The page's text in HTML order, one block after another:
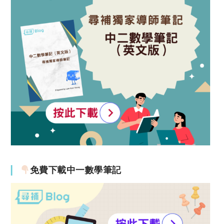
免費下載中一數學筆記